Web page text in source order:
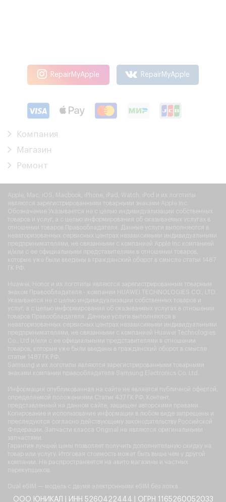
RepairMyApple RepairMyApple
Компания
Магазин
Ремонт
Apple, Mac, iOS, Macbook, iPhone, iPad, Watch, iPod и их логотипы
являются зарегистрированными товарными знаками Apple Inc.
Обозначение Указывается не с целью индивидуализации собственных
товаров и услуг, а с целью информирования об оказываемых услугах в
отношении товаров Правообладателя. Данные услуги выполняются в
неавторизованных сервисных центрах независимыми индивидуальными
предпринимателями, не связанными с компанией Apple Inc компанией
и/или с ее официальными представителями в отношении товаров,
которые уже были введены в гражданский оборот в смысле статьи 1487
ГК РФ.
Huawei, Honor и их логотипы являются зарегистрированным товарным
знаком Правообладателя - компании HUAWEI TECHNOLOGIES CO., LTD.
Указывается не с целью индивидуализации собственных товаров и
услуг, а с целью информирования об оказываемых услугах в отношении
товаров Правообладателя. Данные услуги выполняются в
неавторизованных сервисных центрах независимыми индивидуальными
предпринимателями, не связанными с компанией Huawei Technologies
Co., Ltd и/или с ее официальными представителями в отношении
товаров, которые уже были введены в гражданский оборот в смысле
статьи 1487 ГК РФ.
Samsung и их логотипы являются зарегистрированными товарными
знаками компании правообладателя Samsung Electronics Co. Ltd.
Информация опубликованная на сайте не является публичной офертой,
определяемой положениями Статьи 437 ГК РФ. Контент,
представленный на данном сайте, защищен авторскими правами.
Копирование и использование информации в любом виде запрещены и
преследуются согласно действующему законодательству Российской
Федерации. Запчасти класса Original не являются оригинальными
запчастями.
Гарантия лучшей цены позволяет получить дополнительную скидку на
товар или услугу. Итоговая стоимость может быть выше чем у другой
компании. Не распространяется на авито магазины и частных
перекупщиков.
Dual eSIM — модель с двумя электронными eSIM без лотка.
ООО ЮНИКАЛ | ИНН 5260422444 | ОГРН 1165260052033